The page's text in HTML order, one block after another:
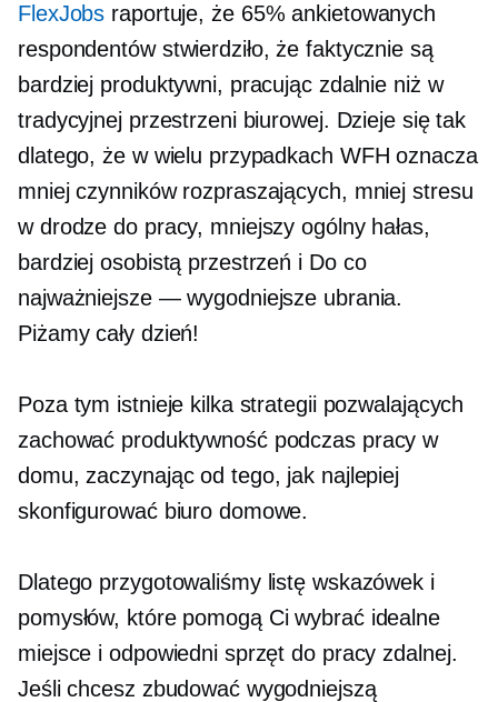
FlexJobs raportuje, że 65% ankietowanych
respondentów stwierdziło, że faktycznie są
bardziej produktywni, pracując zdalnie niż w
tradycyjnej przestrzeni biurowej. Dzieje się tak
dlatego, że w wielu przypadkach WFH oznacza
mniej czynników rozpraszających, mniej stresu
w drodze do pracy, mniejszy ogólny hałas,
bardziej osobistą przestrzeń i Doco
najważniejsze — wygodniejsze ubrania.
Piżamy cały dzień!
Poza tym istnieje kilka strategii pozwalających
zachować produktywność podczas pracy w
domu, zaczynając od tego, jak najlepiej
skonfigurować biuro domowe.
Dlatego przygotowaliśmy listę wskazówek i
pomysłów, które pomogą Ci wybrać idealne
miejsce i odpowiedni sprzęt do pracy zdalnej.
Jeśli chcesz zbudować wygodniejszą